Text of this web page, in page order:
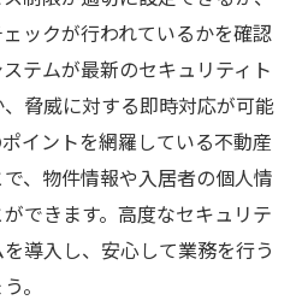
ックが行われているかを確認
テムが最新のセキュリティト
脅威に対する即時対応が可能
イントを網羅している不動産
、物件情報や入居者の個人情
できます。高度なセキュリテ
導入し、安心して業務を行う
。